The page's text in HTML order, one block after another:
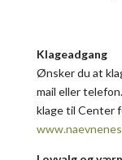
Klageadgang
Ønsker du at
mail eller
klage til Center